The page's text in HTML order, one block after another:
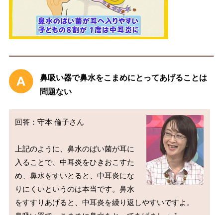
鼻吸い器で鼻水をこまめにとってあげることは
問題ない
回答：守本 倫子さん
上記のように、鼻水のばい菌が耳に
入ることで、中耳炎をひきおこすた
め、鼻水をすいとると、中耳炎にな
りにくいというのは本当です。鼻水
をすすりあげると、中耳炎を繰り返しやすいですよ。